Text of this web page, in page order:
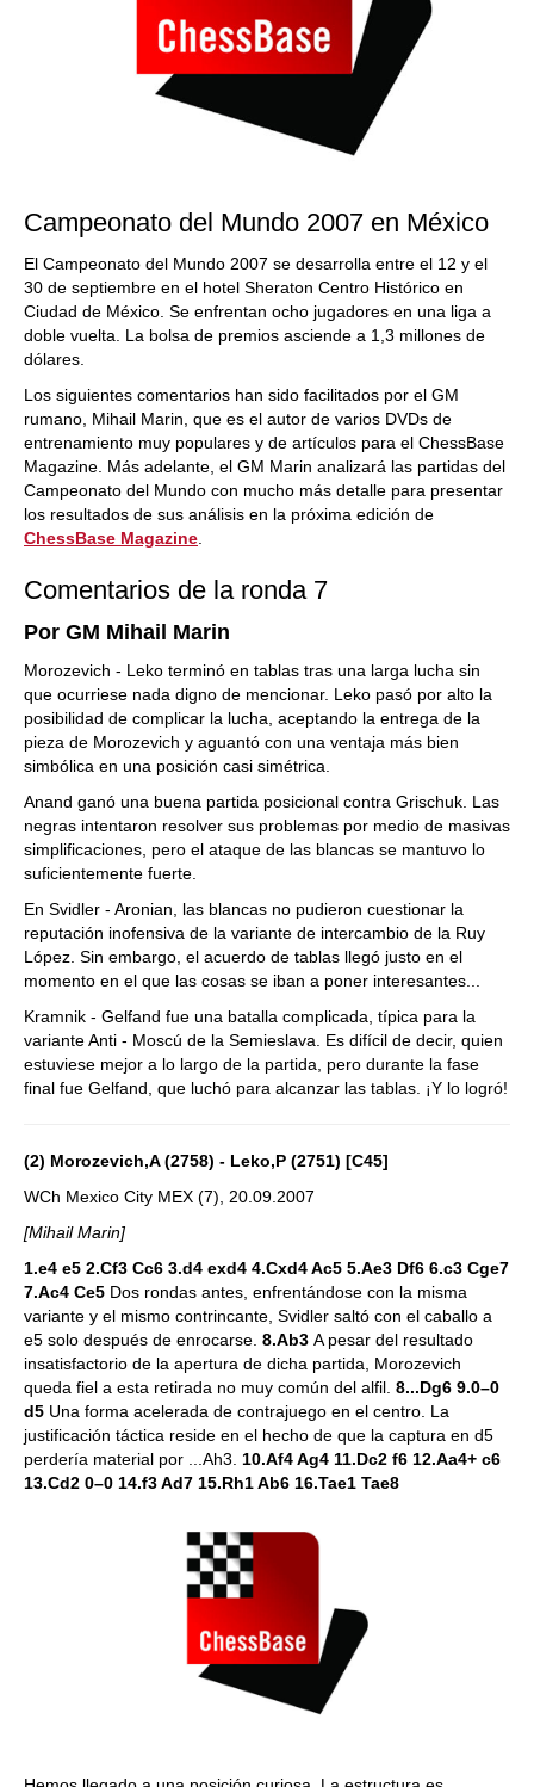
Campeonato del Mundo 2007 en México
El Campeonato del Mundo 2007 se desarrolla entre el 12 y el
30 de septiembre en el hotel Sheraton Centro Histórico en
Ciudad de México. Se enfrentan ocho jugadores en una liga a
doble vuelta. La bolsa de premios asciende a 1,3 millones de
dólares.
Los siguientes comentarios han sido facilitados por el GM
rumano, Mihail Marin, que es el autor de varios DVDs de
entrenamiento muy populares y de artículos para el ChessBase
Magazine. Más adelante, el GM Marin analizará las partidas del
Campeonato del Mundo con mucho más detalle para presentar
los resultados de sus análisis en la próxima edición de
ChessBase Magazine
Comentarios de la ronda 7
Por GM Mihail Marin
Morozevich - Leko terminó en tablas tras una larga lucha sin
que ocurriese nada digno de mencionar. Leko pasó por alto la
posibilidad de complicar la lucha, aceptando la entrega de la
pieza de Morozevich y aguantó con una ventaja más bien
simbólica en una posición casi simétrica.
Anand ganó una buena partida posicional contra Grischuk. Las
negras intentaron resolver sus problemas por medio de masivas
simplificaciones, pero el ataque de las blancas se mantuvo lo
suficientemente fuerte.
En Svidler - Aronian, las blancas no pudieron cuestionar la
reputación inofensiva de la variante de intercambio de la Ruy
López. Sin embargo, el acuerdo de tablas llegó justo en el
momento en el que las cosas se iban a poner interesantes...
Kramnik - Gelfand fue una batalla complicada, típica para la
variante Anti - Moscú de la Semieslava. Es difícil de decir, quien
estuviese mejor a lo largo de la partida, pero durante la fase
final fue Gelfand, que luchó para alcanzar las tablas. ¡Y lo logró!
(2) Morozevich,A (2758) - Leko,P (2751) [C45]
WCh Mexico City MEX (7), 20.09.2007
[Mihail Marin]
1.e4 e5 2.Cf3 Cc6 3.d4 exd4 4.Cxd4 Ac5 5.Ae3 Df6 6.c3 Cge7
7.Ac4 Ce5 Dos rondas antes, enfrentándose con la misma
variante y el mismo contrincante, Svidler saltó con el caballo a
e5 solo después de enrocarse. 8.Ab3 A pesar del resultado
insatisfactorio de la apertura de dicha partida, Morozevich
queda fiel a esta retirada no muy común del alfil. 8...Dg6 9.0–0
d5 Una forma acelerada de contrajuego en el centro. La
justificación táctica reside en el hecho de que la captura en d5
perdería material por ...Ah3. 10.Af4 Ag4 11.Dc2 f6 12.Aa4+ c6
13.Cd2 0–0 14.f3 Ad7 15.Rh1 Ab6 16.Tae1 Tae8